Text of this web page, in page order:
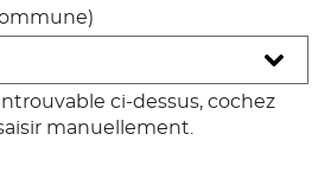
introuvable ci-dessus, cochez
manuellement.